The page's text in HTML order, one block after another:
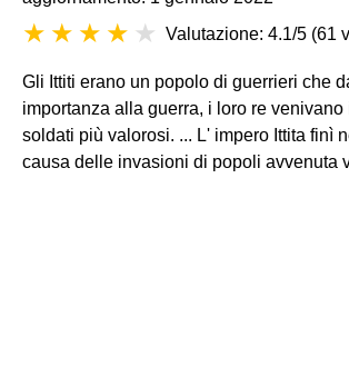
Valutazione: 4.1/5 (61
Gli Ittiti erano un popolo di guerrieri che
importanza alla guerra, i loro re venivano
soldati più valorosi. ... L' impero Ittita finì
causa delle invasioni di popoli avvenuta